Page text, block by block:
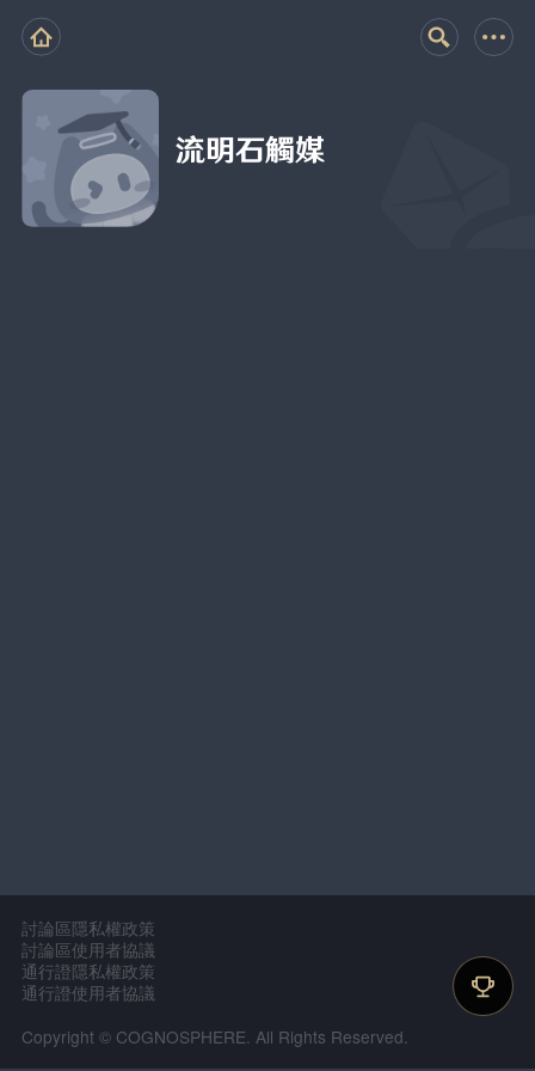
流明石觸媒
討論區隱私權政策
討論區使用者協議
通行證隱私權政策
通行證使用者協議
Copyright © COGNOSPHERE. All Rights Reserved.